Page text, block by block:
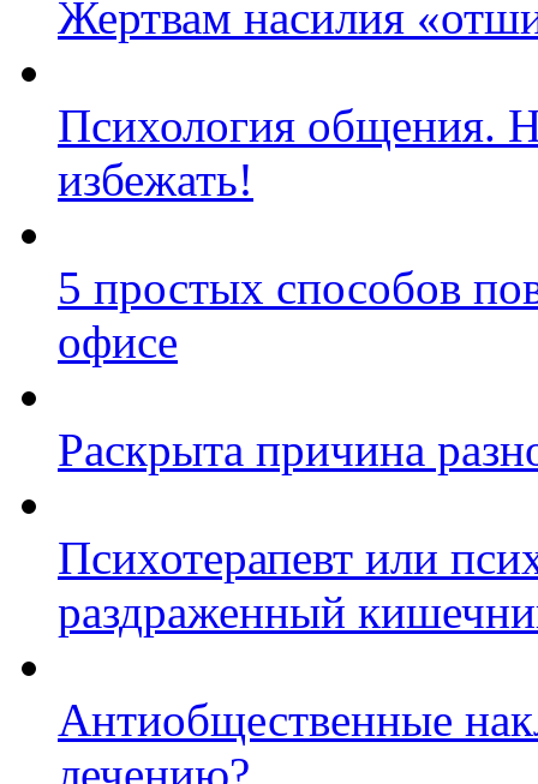
Жертвам насилия
Психология общения.
избежать!
5 простых способов
офисе
Раскрыта причина
Психотерапевт или
раздраженный
Антиобщественные
лечению?